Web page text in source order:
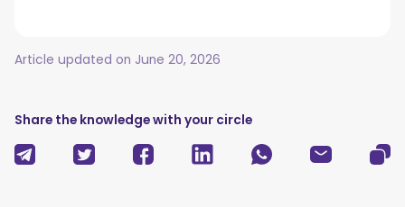
Article updated on June 20, 2026
Share the knowledge with your circle